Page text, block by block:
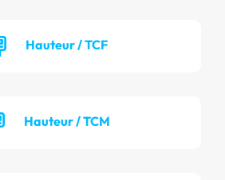
Hauteur / TCF
Hauteur / TCM